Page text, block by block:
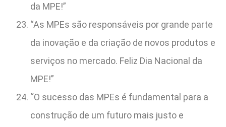
da MPE!”
“As MPEs são responsáveis por grande parte
da inovação e da criação de novos produtos e
serviços no mercado. Feliz Dia Nacional da
MPE!”
“O sucesso das MPEs é fundamental para a
construção de um futuro mais justo e